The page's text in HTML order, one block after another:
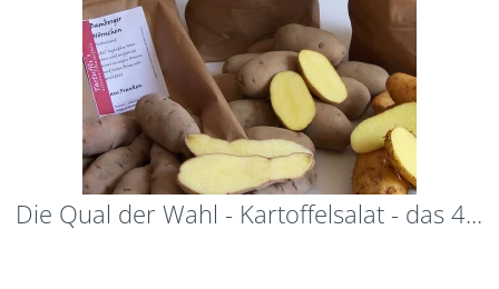
Die Qual der Wahl - Kartoffelsalat - das 4...